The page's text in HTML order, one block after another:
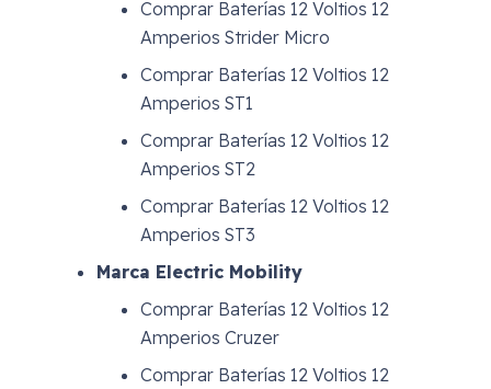
Comprar Baterías 12 Voltios 12
Amperios Strider Micro
Comprar Baterías 12 Voltios 12
Amperios ST1
Comprar Baterías 12 Voltios 12
Amperios ST2
Comprar Baterías 12 Voltios 12
Amperios ST3
Marca Electric Mobility
Comprar Baterías 12 Voltios 12
Amperios Cruzer
Comprar Baterías 12 Voltios 12